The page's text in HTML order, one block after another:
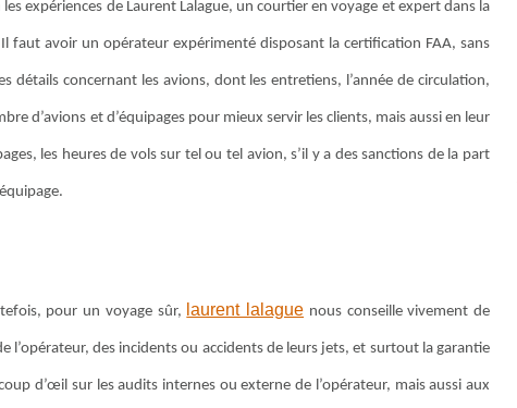
expériences de Laurent Lalague, un courtier en voyage et expert dans la
avoir un opérateur expérimenté disposant la certification FAA, sans
détails concernant les avions, dont les entretiens, l’année de circulation,
d’avions et d’équipages pour mieux servir les clients, mais aussi en leur
les heures de vols sur tel ou tel avion, s’il y a des sanctions de la part
pour un voyage sûr, laurent lalague nous conseille vivement de
l’opérateur, des incidents ou accidents de leurs jets, et surtout la garantie
d’œil sur les audits internes ou externe de l’opérateur, mais aussi aux